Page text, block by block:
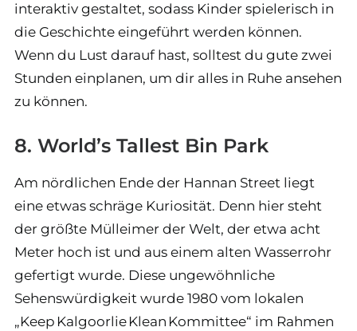
interaktiv gestaltet, sodass Kinder spielerisch in
die Geschichte eingeführt werden können.
Wenn du Lust darauf hast, solltest du gute zwei
Stunden einplanen, um dir alles in Ruhe ansehen
zu können.
8. World’s Tallest Bin Park
Am nördlichen Ende der Hannan Street liegt
eine etwas schräge Kuriosität. Denn hier steht
der größte Mülleimer der Welt, der etwa acht
Meter hoch ist und aus einem alten Wasserrohr
gefertigt wurde. Diese ungewöhnliche
Sehenswürdigkeit wurde 1980 vom lokalen
„Keep Kalgoorlie Klean Kommittee“ im Rahmen